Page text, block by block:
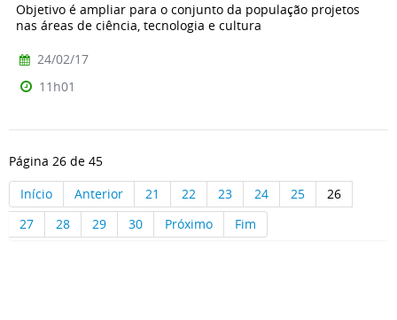
Objetivo é ampliar para o conjunto da população projetos
nas áreas de ciência, tecnologia e cultura
24/02/17
11h01
Página 26 de 45
Início
Anterior 21 22 23 24 25
26
27
28 29 30 Próximo Fim